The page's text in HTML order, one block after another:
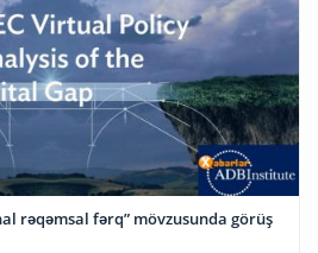
rəqəmsal fərq” mövzusunda görüş